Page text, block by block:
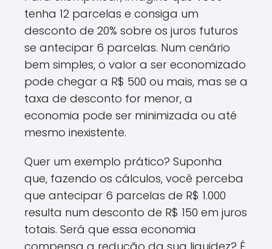
tenha 12 parcelas e consiga um
desconto de 20% sobre os juros futuros
se antecipar 6 parcelas. Num cenário
bem simples, o valor a ser economizado
pode chegar a R$ 500 ou mais, mas se a
taxa de desconto for menor, a
economia pode ser minimizada ou até
mesmo inexistente.
Quer um exemplo prático? Suponha
que, fazendo os cálculos, você perceba
que antecipar 6 parcelas de R$ 1.000
resulta num desconto de R$ 150 em juros
totais. Será que essa economia